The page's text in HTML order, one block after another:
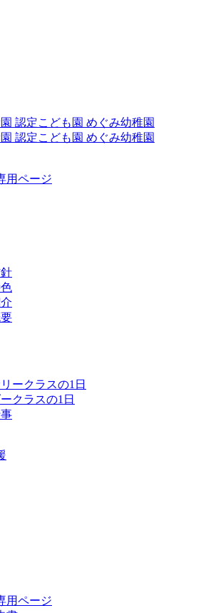
用ページ
ークラスの1日
クラスの1日
用ページ